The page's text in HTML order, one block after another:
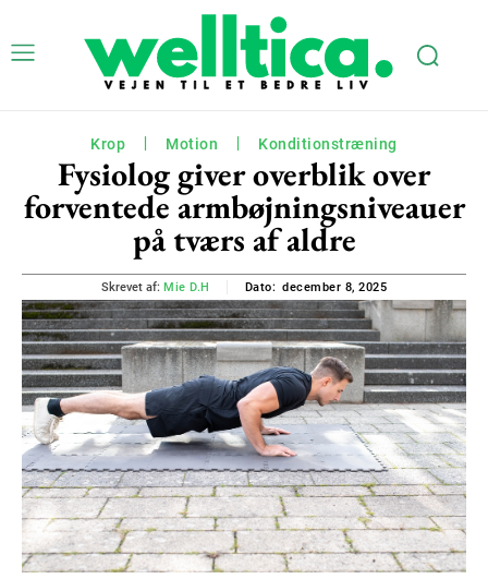
Krop Motion Konditionstræning
Fysiolog giver overblik over
forventede armbøjningsniveauer
på tværs af aldre
Skrevet af: Mie D.H Dato: december 8, 2025